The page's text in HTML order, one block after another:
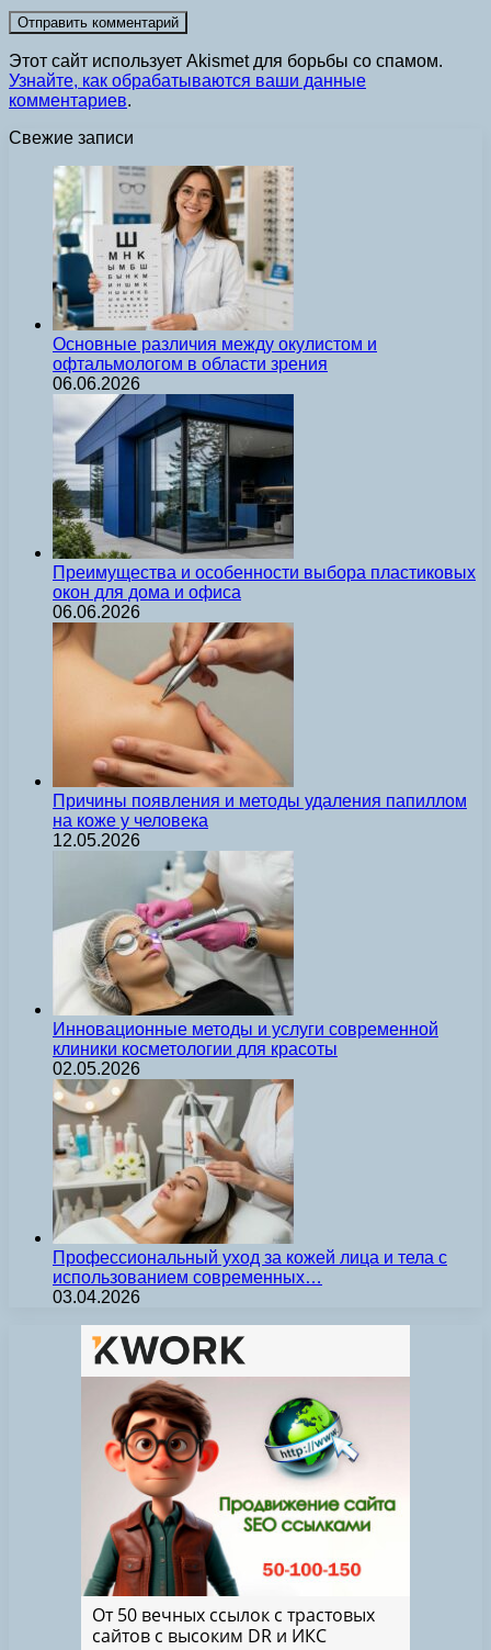
Этот сайт использует Akismet для борьбы со спамом.
Узнайте, как обрабатываются ваши данные
комментариев.
Свежие записи
Основные различия между окулистом и
офтальмологом в области зрения
06.06.2026
Преимущества и особенности выбора пластиковых
окон для дома и офиса
06.06.2026
Причины появления и методы удаления папиллом
на коже у человека
12.05.2026
Инновационные методы и услуги современной
клиники косметологии для красоты
02.05.2026
Профессиональный уход за кожей лица и тела с
использованием современных…
03.04.2026